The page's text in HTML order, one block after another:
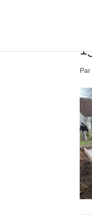
Par